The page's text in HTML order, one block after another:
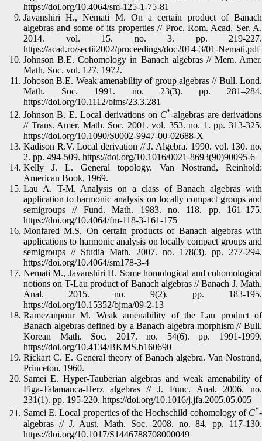
https://doi.org/10.4064/sm-125-1-75-81
Javanshiri H., Nemati M. On a certain product of Banach
algebras and some of its properties // Proc. Rom. Acad. Ser. A.
2014. vol. 15. no. 3. pp. 219-227.
https://acad.ro/sectii2002/proceedings/doc2014-3/01-Nemati.pdf
Johnson B.E. Cohomology in Banach algebras // Mem. Amer.
Math. Soc. vol. 127. 1972.
Johoson B.E. Weak amenability of group algebras // Bull. Lond.
Math. Soc. 1991. no. 23(3). pp. 281–284.
https://doi.org/10.1112/blms/23.3.281
Johnson B. E. Local derivations on C*-algebras are derivations
// Trans. Amer. Math. Soc. 2001. vol. 353. no. 1. pp. 313-325.
https://doi.org/10.1090/S0002-9947-00-02688-X
Kadison R.V. Local derivation // J. Algebra. 1990. vol. 130. no.
2. pp. 494-509. https://doi.org/10.1016/0021-8693(90)90095-6
Kelly J. L. General topology. Van Nostrand, Reinhold:
American Book, 1969.
Lau A. T-M. Analysis on a class of Banach algebras with
application to harmonic analysis on locally compact groups and
semigroups // Fund. Math. 1983. no. 118. pp. 161–175.
https://doi.org/10.4064/fm-118-3-161-175
Monfared M.S. On certain products of Banach algebras with
applications to harmonic analysis on locally compact groups and
semigroups // Studia Math. 2007. no. 178(3). pp. 277-294.
https://doi.org/10.4064/sm178-3-4
Nemati M., Javanshiri H. Some homological and cohomological
notions on T-Lau product of Banach algebras // Banach J. Math.
Anal. 2015. no. 9(2). pp. 183-195.
https://doi.org/10.15352/bjma/09-2-13
Ramezanpour M. Weak amenability of the Lau product of
Banach algebras defined by a Banach algebra morphism // Bull.
Korean Math. Soc. 2017. no. 54(6). pp. 1991-1999.
https://doi.org/10.4134/BKMS.b160690
Rickart C. E. General theory of Banach algebra. Van Nostrand,
Princeton, 1960.
Samei E. Hyper-Tauberian algebras and weak amenability of
Figa-Talamanca-Herz algebras // J. Func. Anal. 2006. no.
231(1). pp. 195-220. https://doi.org/10.1016/j.jfa.2005.05.005
Samei E. Local properties of the Hochschild cohomology of C*-
algebras // J. Aust. Math. Soc. 2008. no. 84. pp. 117-130.
https://doi.org/10.1017/S1446788708000049